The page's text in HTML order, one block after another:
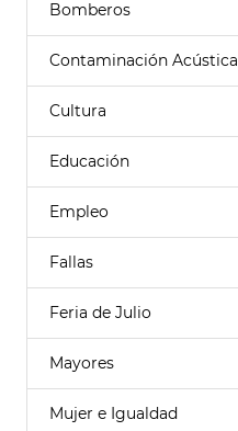
Bomberos
Contaminación Acústica
Cultura
Educación
Empleo
Fallas
Feria de Julio
Mayores
Mujer e Igualdad